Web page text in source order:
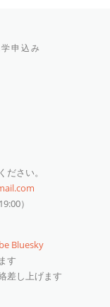
申込み
さい。
）
Bluesky
す
差し上げます